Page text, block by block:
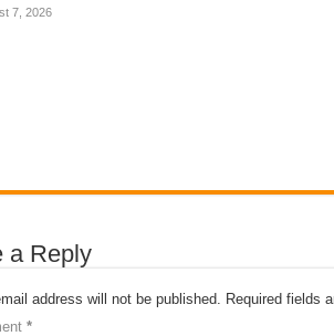
7, 2026
a Reply
address will not be published. Required fields
*